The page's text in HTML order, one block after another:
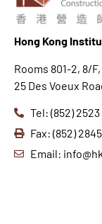
Hong Kong
Rooms 801-2, 8/
25 Des Voeux
Tel: (852) 2523
Fax: (852)
Email: